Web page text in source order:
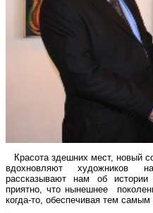
Красота здешних мест, новый
вдохновляют художников
рассказывают нам об
приятно, что нынешнее
когда-то, обеспечивая тем самым